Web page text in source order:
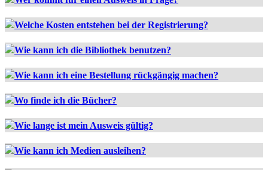
Welche Kosten entstehen bei der Registrierung?
Wie kann ich die Bibliothek benutzen?
Wie kann ich eine Bestellung rückgängig machen?
Wo finde ich die Bücher?
Wie lange ist mein Ausweis gültig?
Wie kann ich Medien ausleihen?